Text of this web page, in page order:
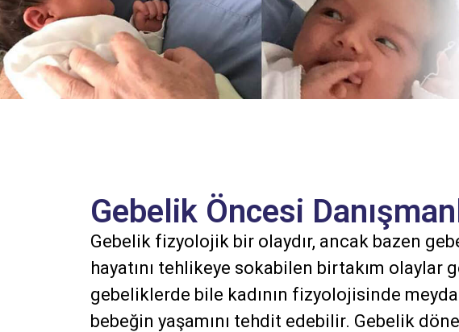
Gebelik Öncesi
Gebelik fizyolojik bir olaydır, ancak bazen
hayatını tehlikeye sokabilen birtakım olaylar
gebeliklerde bile kadının fizyolojisinde
bebeğin yaşamını tehdit edebilir. Gebelik